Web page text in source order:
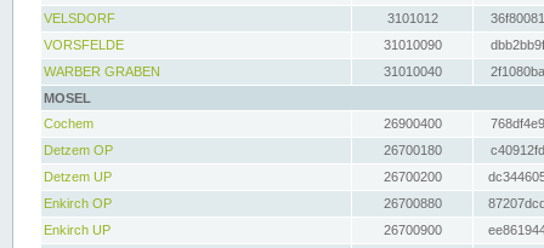
VELSDORF
3101012
VORSFELDE
31010090
WARBER GRABEN
31010040
MOSEL
Cochem
26900400
Detzem OP
26700180
Detzem UP
26700200
Enkirch OP
26700880
Enkirch UP
26700900